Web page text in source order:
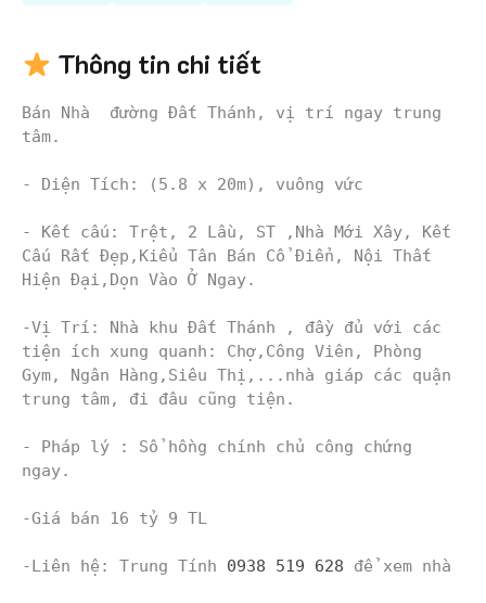
Thông tin chi tiết
Bán Nhà  đường Đất Thánh, vị trí ngay trung
tâm.
- Diện Tích: (5.8 x 20m), vuông vức
- Kết cấu: Trệt, 2 Lầu, ST ,Nhà Mới Xây, Kết
Cấu Rất Đẹp,Kiểu Tân Bán Cổ Điển, Nội Thất
Hiện Đại,Dọn Vào Ở Ngay.
-Vị Trí: Nhà khu Đất Thánh , đầy đủ với các
tiện ích xung quanh: Chợ,Công Viên, Phòng
Gym, Ngân Hàng,Siêu Thị,...nhà giáp các quận
trung tâm, đi đâu cũng tiện.
- Pháp lý : Sổ hồng chính chủ công chứng
ngay.
-Giá bán 16 tỷ 9 TL
-Liên hệ: Trung Tính 0938 519 628 để xem nhà